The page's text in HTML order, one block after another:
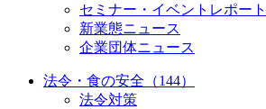
セミナー・イベントレポート
新業態ニュース
企業団体ニュース
法令・食の安全（144）
法令対策